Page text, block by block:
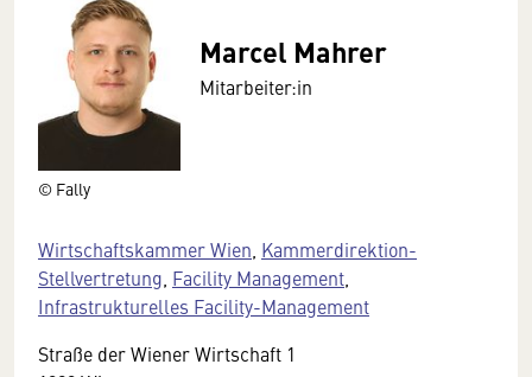
© Fally
Marcel Mahrer
Mitarbeiter:in
Wirtschaftskammer Wien Kammerdirektion-
Stellvertretung Facility Management
Infrastrukturelles Facility-Management
Straße der Wiener Wirtschaft 1